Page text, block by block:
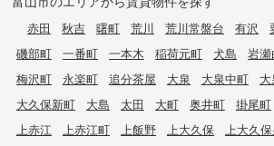
赤田 秋吉 曙町 荒川 荒川常盤台 有沢
磯部町
一番町 一本木 稲荷元町 犬島 岩
梅沢町
永楽町 追分茶屋 大泉 大泉中町
大久保新町
大島 太田 大町 奥井町 掛尾町
上赤江
上赤江町 上飯野 上大久保 上大久